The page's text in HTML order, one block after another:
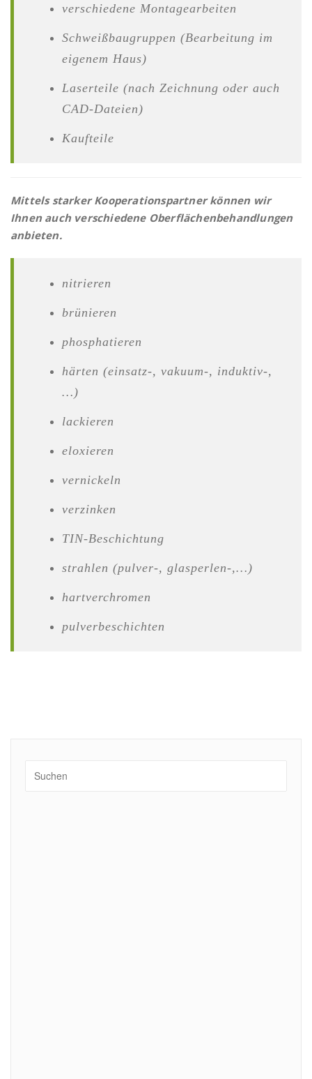
verschiedene Montagearbeiten
Schweißbaugruppen (Bearbeitung im
eigenem Haus)
Laserteile (nach Zeichnung oder auch
CAD-Dateien)
Kaufteile
Mittels starker Kooperationspartner können wir
Ihnen auch verschiedene Oberflächenbehandlungen
anbieten.
nitrieren
brünieren
phosphatieren
härten (einsatz-, vakuum-, induktiv-,
…)
lackieren
eloxieren
vernickeln
verzinken
TIN-Beschichtung
strahlen (pulver-, glasperlen-,…)
hartverchromen
pulverbeschichten